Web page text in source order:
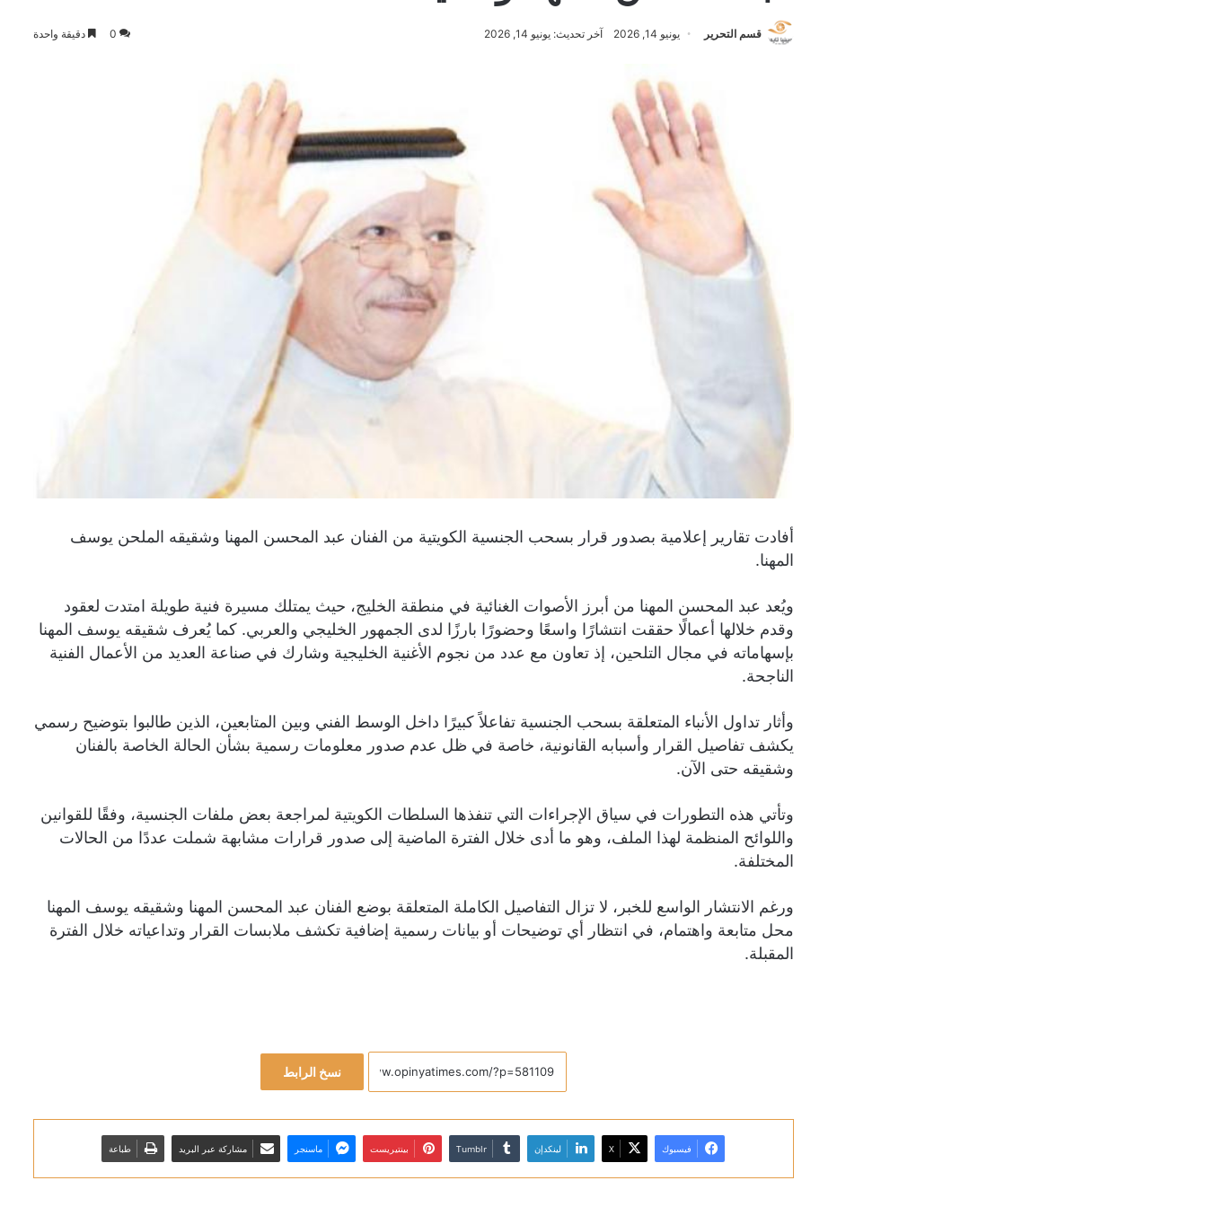
قسم التحرير يونيو 14, 2026 آخر تحديث: يونيو 14, 2026 0 دقيقة واحدة
أفادت تقارير إعلامية بصدور قرار بسحب الجنسية الكويتية من الفنان عبد المحسن المهنا وشقيقه الملحن يوسف
المهنا.
ويُعد عبد المحسن المهنا من أبرز الأصوات الغنائية في منطقة الخليج، حيث يمتلك مسيرة فنية طويلة امتدت لعقود
وقدم خلالها أعمالًا حققت انتشارًا واسعًا وحضورًا بارزًا لدى الجمهور الخليجي والعربي. كما يُعرف شقيقه يوسف المهنا
بإسهاماته في مجال التلحين، إذ تعاون مع عدد من نجوم الأغنية الخليجية وشارك في صناعة العديد من الأعمال الفنية
الناجحة.
وأثار تداول الأنباء المتعلقة بسحب الجنسية تفاعلاً كبيرًا داخل الوسط الفني وبين المتابعين، الذين طالبوا بتوضيح رسمي
يكشف تفاصيل القرار وأسبابه القانونية، خاصة في ظل عدم صدور معلومات رسمية بشأن الحالة الخاصة بالفنان
وشقيقه حتى الآن.
وتأتي هذه التطورات في سياق الإجراءات التي تنفذها السلطات الكويتية لمراجعة بعض ملفات الجنسية، وفقًا للقوانين
واللوائح المنظمة لهذا الملف، وهو ما أدى خلال الفترة الماضية إلى صدور قرارات مشابهة شملت عددًا من الحالات
المختلفة.
ورغم الانتشار الواسع للخبر، لا تزال التفاصيل الكاملة المتعلقة بوضع الفنان عبد المحسن المهنا وشقيقه يوسف المهنا
محل متابعة واهتمام، في انتظار أي توضيحات أو بيانات رسمية إضافية تكشف ملابسات القرار وتداعياته خلال الفترة
المقبلة.
نسخ الرابط
فيسبوك X لينكدإن بينتيريست ماسنجر مشاركة عبر البريد طباعة